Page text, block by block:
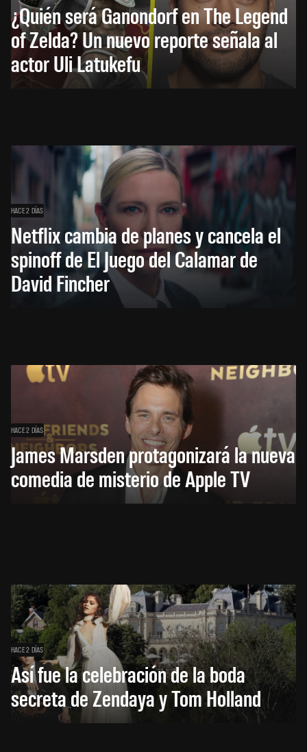
¿Quién será Ganondorf en The Legend
of Zelda? Un nuevo reporte señala al
actor Uli Latukefu
HACE 2 DÍAS
Netflix cambia de planes y cancela el
spinoff de El Juego del Calamar de
David Fincher
HACE 2 DÍAS
James Marsden protagonizará la nueva
comedia de misterio de Apple TV
HACE 2 DÍAS
Así fue la celebración de la boda
secreta de Zendaya y Tom Holland